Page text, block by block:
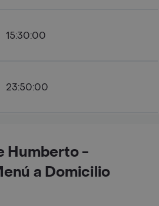
15:30:00
23:50:00
Humberto -
a Domicilio